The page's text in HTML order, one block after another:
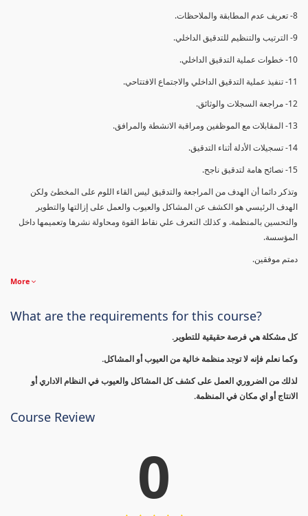
8- تعريف عدم المطابقة والملاحظات.
9- الترتيب والتنظيم للتدقيق الداخلي.
10- خطوات عملية التدقيق الداخلي.
11- تنفيذ عملية التدقيق الداخلي والاجتماع الافتتاحي.
12- مراجعة السجلات والوثائق.
13- المقابلات مع الموظفين ومراقبة الانشطة والمرافق.
14- تسجيلات الأدلة أثناء التدقيق.
15- نصائح هامة لتدقيق ناجح.
وتذكر دائما أن الهدف من المراجعة والتدقيق ليس القاء اللوم على المخطئ ولكن
الهدف الرئيسي هو الكشف عن المشاكل والعيوب والعمل على إزالتها والتطوير
والتحسين بالمنظمة. و كذلك التعرف علي نقاط القوة ومحاولة نشرها وتعميمها داخل
المؤسسة.
دمتم موفقين.
More
What are the requirements for this course?
كل مشكلة هي فرصة حقيقية للتطوير.
وكما نعلم فإنه لا توجد منظمة خالية من العيوب أو المشاكل.
لذلك من الضروري العمل على كشف كل المشاكل والعيوب في النظام الاداري أو
الانتاج أو اي مكان في المنظمة.
Course Review
0